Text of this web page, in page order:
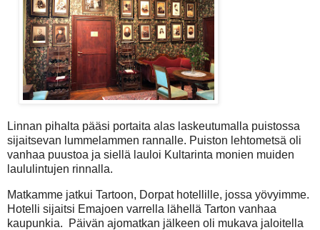
Linnan pihalta pääsi portaita alas laskeutumalla puistossa
sijaitsevan lummelammen rannalle. Puiston lehtometsä oli
vanhaa puustoa ja siellä lauloi Kultarinta monien muiden
laululintujen rinnalla.
Matkamme jatkui Tartoon, Dorpat hotellille, jossa yövyimme.
Hotelli sijaitsi Emajoen varrella lähellä Tarton vanhaa
kaupunkia. Päivän ajomatkan jälkeen oli mukava jaloitella